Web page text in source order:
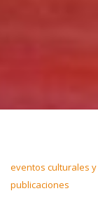
eventos culturales
publicaciones